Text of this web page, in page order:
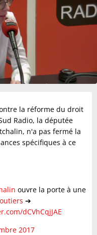
la réforme du droit
Radio, la députée
n'a pas fermé la
spécifiques à ce
ouvre la porte à une
➔
dCVhCqjJAE
2017